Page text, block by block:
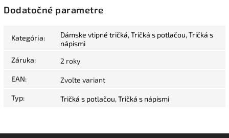
Dodatočné parametre
Kategória: Dámske vtipné tričká, Tričká s potlačou, Tričká s
nápismi
Záruka: 2 roky
EAN: Zvoľte variant
Typ: Tričká s potlačou, Tričká s nápismi